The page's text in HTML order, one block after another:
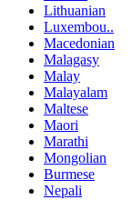
Lithuanian
Luxembou..
Macedonian
Malagasy
Malay
Malayalam
Maltese
Maori
Marathi
Mongolian
Burmese
Nepali